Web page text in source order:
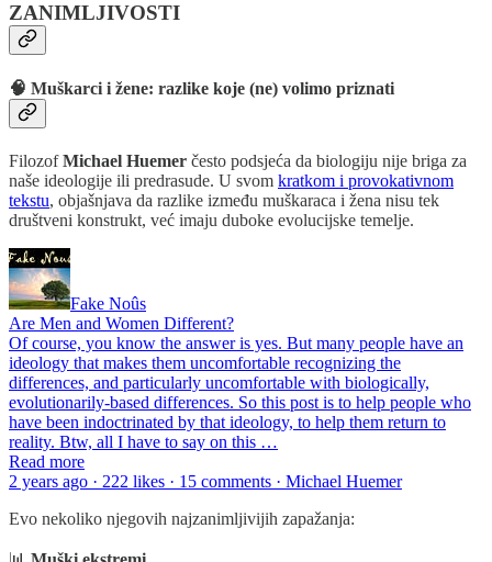
ZANIMLJIVOSTI
🧠 Muškarci i žene: razlike koje (ne) volimo priznati
FilozofMichael Huemer često podsjeća da biologiju nije briga za
naše ideologije ili predrasude. U svom kratkom i provokativnom
tekstu, objašnjava da razlike između muškaraca i žena nisu tek
društveni konstrukt, već imaju duboke evolucijske temelje.
Fake Noûs
Are Men and Women Different?
Of course, you know the answer is yes. But many people have an
ideology that makes them uncomfortable recognizing the
differences, and particularly uncomfortable with biologically,
evolutionarily-based differences. So this post is to help people who
have been indoctrinated by that ideology, to help them return to
reality. Btw, all I have to say on this …
Read more
2 years ago · 222 likes · 15 comments · Michael Huemer
Evo nekoliko njegovih najzanimljivijih zapažanja: